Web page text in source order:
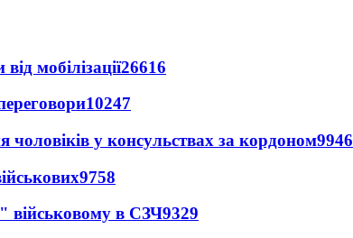
мобілізації26616
10247
чоловіків у консульствах за кордоном9946
9758
в СЗЧ9329